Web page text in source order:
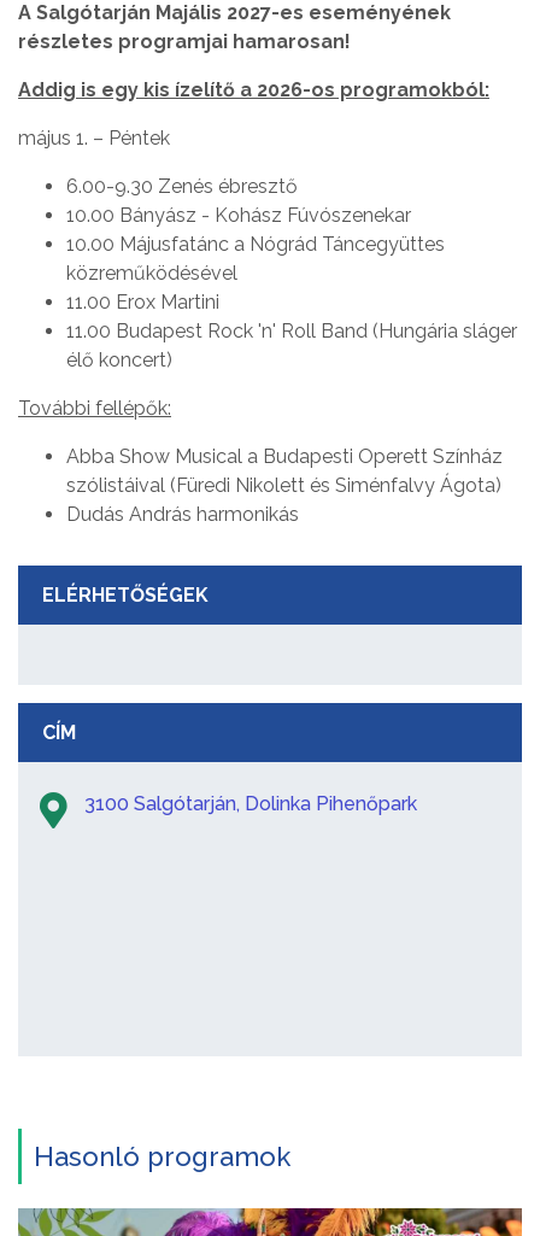
A Salgótarján Majális 2027-es eseményének
részletes programjai hamarosan!
Addig is egy kis ízelítő a 2026-os programokból:
május 1. – Péntek
6.00-9.30 Zenés ébresztő
10.00 Bányász - Kohász Fúvószenekar
10.00 Májusfatánc a Nógrád Táncegyüttes
közreműködésével
11.00 Erox Martini
11.00 Budapest Rock 'n' Roll Band (Hungária sláger
élő koncert)
További fellépők:
Abba Show Musical a Budapesti Operett Színház
szólistáival (Füredi Nikolett és Siménfalvy Ágota)
Dudás András harmonikás
ELÉRHETŐSÉGEK
CÍM
3100 Salgótarján, Dolinka Pihenőpark
Hasonló programok